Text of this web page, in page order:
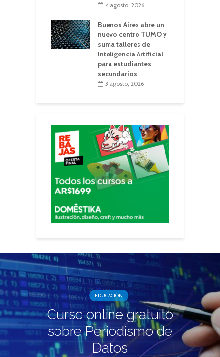
4 agosto, 2026
Buenos Aires abre un
nuevo centro TUMO y
suma talleres de
Inteligencia Artificial
para estudiantes
secundarios
3 agosto, 2026
EDUCACIÓN
Curso online gratuito
sobre Periodismo de
Datos